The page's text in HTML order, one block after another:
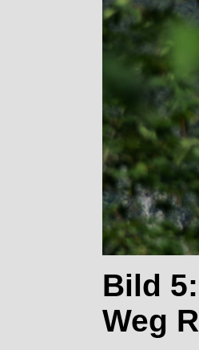
Bild
Weg